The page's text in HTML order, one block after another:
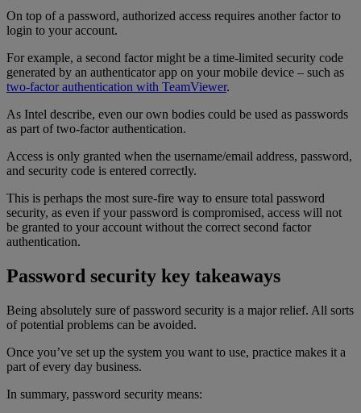
On top of a password, authorized access requires another factor to
login to your account.
For example, a second factor might be a time-limited security code
generated by an authenticator app on your mobile device – such as
two-factor authentication with TeamViewer.
As Intel describe, even our own bodies could be used as passwords
as part of two-factor authentication.
Access is only granted when the username/email address, password,
and security code is entered correctly.
This is perhaps the most sure-fire way to ensure total password
security, as even if your password is compromised, access will not
be granted to your account without the correct second factor
authentication.
Password security key takeaways
Being absolutely sure of password security is a major relief. All sorts
of potential problems can be avoided.
Once you’ve set up the system you want to use, practice makes it a
part of every day business.
In summary, password security means: